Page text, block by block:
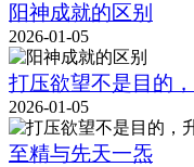
阳神成就的区别
2026-01-05
打压欲望不是目的
2026-01-05
至精与先天一炁